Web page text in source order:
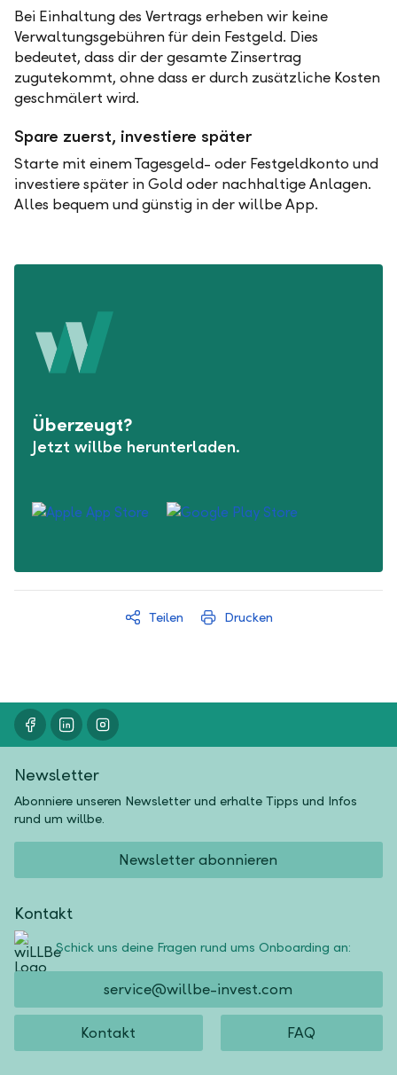
Bei Einhaltung des Vertrags erheben wir keine
Verwaltungsgebühren für dein Festgeld. Dies
bedeutet, dass dir der gesamte Zinsertrag
zugutekommt, ohne dass er durch zusätzliche Kosten
geschmälert wird.
Spare zuerst, investiere später
Starte mit einem Tagesgeld- oder Festgeldkonto und
investiere später in Gold oder nachhaltige Anlagen.
Alles bequem und günstig in der willbe App.
Überzeugt?
Jetzt willbe herunterladen.
Teilen Drucken
Newsletter
Abonniere unseren Newsletter und erhalte Tipps und Infos
rund um willbe.
Newsletter abonnieren
Kontakt
Schick uns deine Fragen rund ums Onboarding an:
service@willbe-invest.com
Kontakt FAQ